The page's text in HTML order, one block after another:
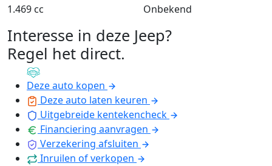
1.469 cc
Onbekend
Interesse in deze Jeep?
Regel het direct.
Deze auto kopen
Deze auto laten keuren
Uitgebreide kentekencheck
Financiering aanvragen
Verzekering afsluiten
Inruilen of verkopen